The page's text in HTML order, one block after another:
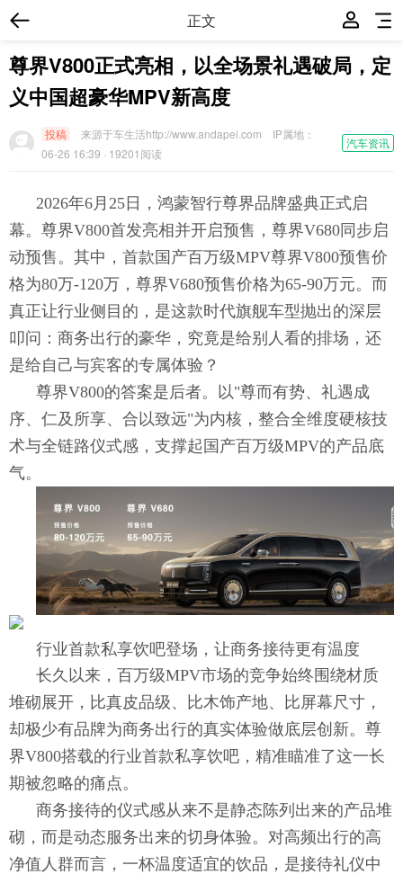
正文
尊界V800正式亮相，以全场景礼遇破局，定
义中国超豪华MPV新高度
汽车资讯
投稿 来源于车生活http://www.andapei.com
IP属地：
06-26 16:39 · 19201阅读
2026年6月25日，鸿蒙智行尊界品牌盛典正式启
幕。尊界V800首发亮相并开启预售，尊界V680同步启
动预售。其中，首款国产百万级MPV尊界V800预售价
格为80万-120万，尊界V680预售价格为65-90万元。而
真正让行业侧目的，是这款时代旗舰车型抛出的深层
叩问：商务出行的豪华，究竟是给别人看的排场，还
是给自己与宾客的专属体验？
尊界V800的答案是后者。以"尊而有势、礼遇成
序、仁及所享、合以致远"为内核，整合全维度硬核技
术与全链路仪式感，支撑起国产百万级MPV的产品底
气。
行业首款私享饮吧登场，让商务接待更有温度
长久以来，百万级MPV市场的竞争始终围绕材质
堆砌展开，比真皮品级、比木饰产地、比屏幕尺寸，
却极少有品牌为商务出行的真实体验做底层创新。尊
界V800搭载的行业首款私享饮吧，精准瞄准了这一长
期被忽略的痛点。
商务接待的仪式感从来不是静态陈列出来的产品堆
砌，而是动态服务出来的切身体验。对高频出行的高
净值人群而言，一杯温度适宜的饮品，是接待礼仪中